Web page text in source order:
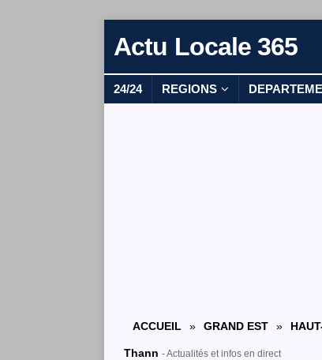
Actu Locale 365
24/24 REGIONS
ACCUEIL » GRAND EST »
Thann - Actualités et infos en direct